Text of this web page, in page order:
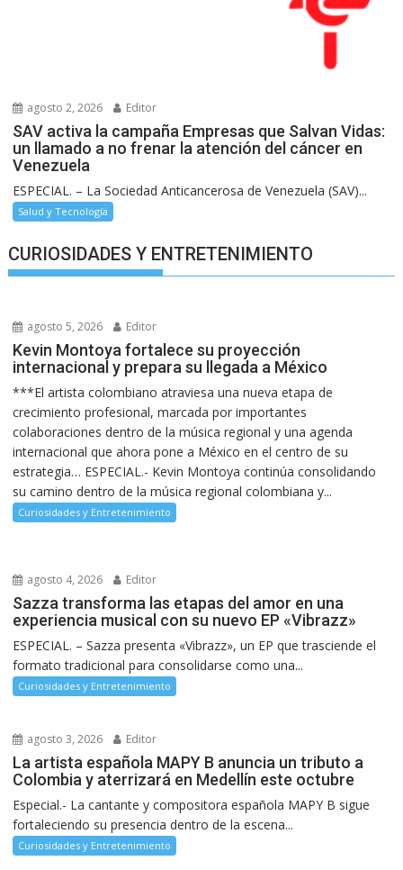
agosto 2, 2026 Editor
SAV activa la campaña Empresas que Salvan Vidas:
un llamado a no frenar la atención del cáncer en
Venezuela
ESPECIAL. – La Sociedad Anticancerosa de Venezuela (SAV)...
Salud y Tecnología
CURIOSIDADES Y ENTRETENIMIENTO
agosto 5, 2026 Editor
Kevin Montoya fortalece su proyección
internacional y prepara su llegada a México
***El artista colombiano atraviesa una nueva etapa de
crecimiento profesional, marcada por importantes
colaboraciones dentro de la música regional y una agenda
internacional que ahora pone a México en el centro de su
estrategia… ESPECIAL.- Kevin Montoya continúa consolidando
su camino dentro de la música regional colombiana y...
Curiosidades y Entretenimiento
agosto 4, 2026 Editor
Sazza transforma las etapas del amor en una
experiencia musical con su nuevo EP «Vibrazz»
ESPECIAL. – Sazza presenta «Vibrazz», un EP que trasciende el
formato tradicional para consolidarse como una...
Curiosidades y Entretenimiento
agosto 3, 2026 Editor
La artista española MAPY B anuncia un tributo a
Colombia y aterrizará en Medellín este octubre
Especial.- La cantante y compositora española MAPY B sigue
fortaleciendo su presencia dentro de la escena...
Curiosidades y Entretenimiento